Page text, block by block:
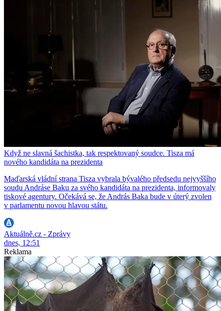
Když ne slavná šachistka, tak respektovaný soudce. Tisza má
nového kandidáta na prezidenta
Maďarská vládní strana Tisza vybrala bývalého předsedu nejvyššího
soudu Andráse Baku za svého kandidáta na prezidenta, informovaly
tiskové agentury. Očekává se, že András Baka bude v úterý zvolen
v parlamentu novou hlavou státu.
Aktuálně.cz - Zprávy
dnes, 12:51
Reklama